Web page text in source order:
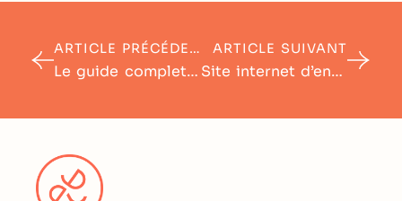
ARTICLE PRÉCÉDENT
Le guide complet pour créer sa planche d’ambiance d’identité de marque
ARTICLE SUIVANT
Site internet d’entreprise : toujours indispensable en 2023 ?